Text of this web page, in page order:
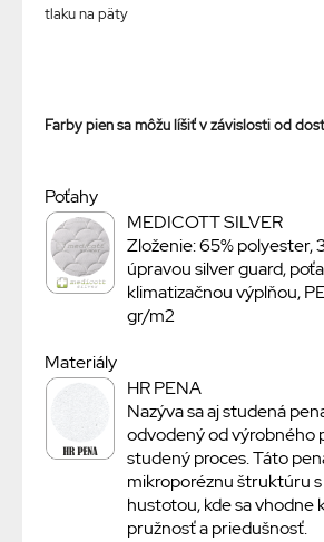
tlaku na päty
Farby pien sa môžu líšiť v závislosti od
Poťahy
MEDICOTT SILVER
Zloženie: 65% polyester,
úpravou silver guard,
klimatizačnou výplňou,
gr/m2
Materiály
HR PENA
Nazýva sa aj studená
odvodený od výrobného
studený proces. Táto
mikroporéznu štruktúru
hustotou, kde sa vhodne
pružnosť a priedušnosť.